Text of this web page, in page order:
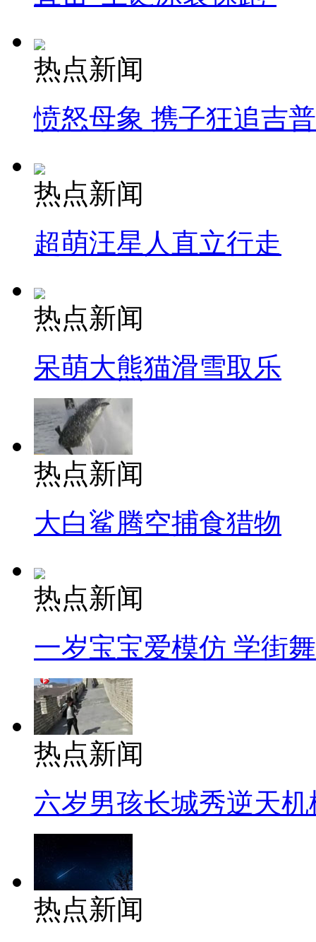
热点新闻
愤怒母象 携子狂追吉
热点新闻
超萌汪星人直立行走
热点新闻
呆萌大熊猫滑雪取乐
热点新闻
大白鲨腾空捕食猎物
热点新闻
一岁宝宝爱模仿 学街
热点新闻
六岁男孩长城秀逆天机
热点新闻